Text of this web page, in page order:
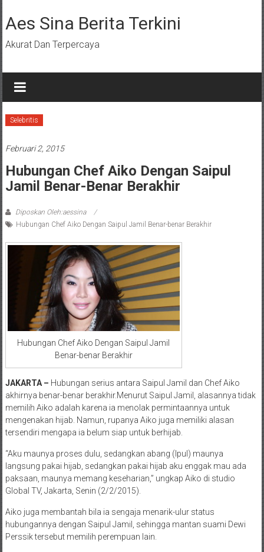
ke
konten
Aes Sina Berita Terkini
Akurat Dan Terpercaya
Selebritis
Februari 2, 2015
Hubungan Chef Aiko Dengan Saipul
Jamil Benar-Benar Berakhir
Diposkan Oleh:aessina
Hubungan Chef Aiko Dengan Saipul Jamil Benar-benar Berakhir
Hubungan Chef Aiko Dengan Saipul Jamil
Benar-benar Berakhir
JAKARTA – Hubungan serius antara Saipul Jamil dan Chef Aiko
akhirnya benar-benar berakhir.Menurut Saipul Jamil, alasannya tidak
memilih Aiko adalah karena ia menolak permintaannya untuk
mengenakan hijab. Namun, rupanya Aiko juga memiliki alasan
tersendiri mengapa ia belum siap untuk berhijab.
“Aku maunya proses dulu, sedangkan abang (Ipul) maunya
langsung pakai hijab, sedangkan pakai hijab aku enggak mau ada
paksaan, maunya memang keseharian,” ungkap Aiko di studio
Global TV, Jakarta, Senin (2/2/2015).
Aiko juga membantah bila ia sengaja menarik-ulur status
hubungannya dengan Saipul Jamil, sehingga mantan suami Dewi
Perssik tersebut memilih perempuan lain.